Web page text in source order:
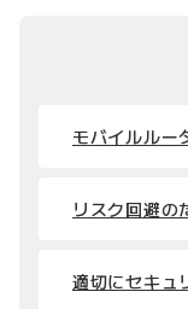
モバイルルー
リスク回避の
適切にセキュ